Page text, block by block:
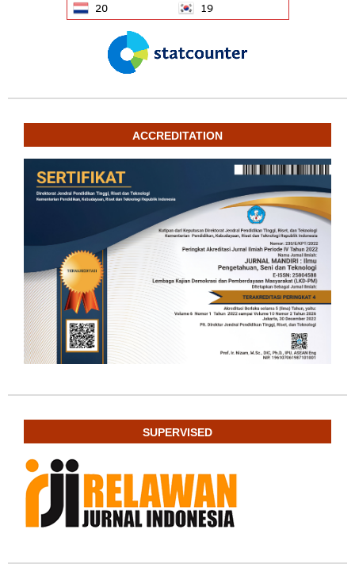
ACCREDITATION
SUPERVISED